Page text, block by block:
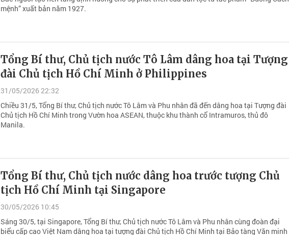
mệnh” xuất bản năm 1927.
Tổng Bí thư, Chủ tịch nước Tô Lâm dâng hoa tại Tượng
đài Chủ tịch Hồ Chí Minh ở Philippines
31/05/2026 22:32
Chiều 31/5, Tổng Bí thư, Chủ tịch nước Tô Lâm và Phu nhân đã đến dâng hoa tại Tượng đài
Chủ tịch Hồ Chí Minh trong Vườn hoa ASEAN, thuộc khu thành cổ Intramuros, thủ đô
Manila.
Tổng Bí thư, Chủ tịch nước dâng hoa trước tượng Chủ
tịch Hồ Chí Minh tại Singapore
30/05/2026 10:45
Sáng 30/5, tại Singapore, Tổng Bí thư, Chủ tịch nước Tô Lâm và Phu nhân cùng đoàn đại
biểu cấp cao Việt Nam dâng hoa tại tượng đài Chủ tịch Hồ Chí Minh tại Bảo tàng Văn minh